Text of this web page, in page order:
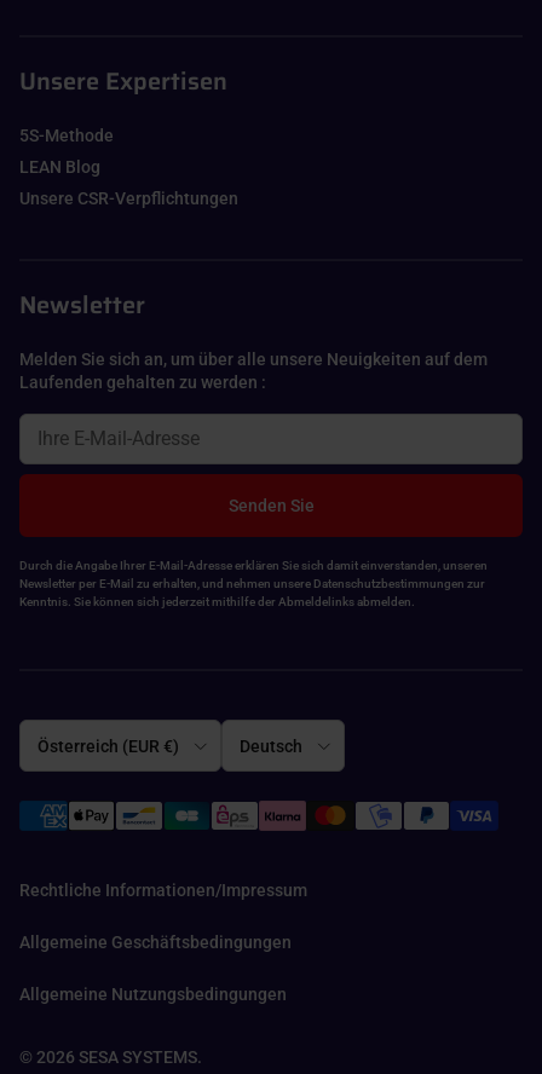
Unsere Expertisen
5S-Methode
LEAN Blog
Unsere CSR-Verpflichtungen
Newsletter
Melden Sie sich an, um über alle unsere Neuigkeiten auf dem
Laufenden gehalten zu werden :
Senden Sie
Durch die Angabe Ihrer E-Mail-Adresse erklären Sie sich damit einverstanden, unseren
Newsletter per E-Mail zu erhalten, und nehmen unsere Datenschutzbestimmungen zur
Kenntnis. Sie können sich jederzeit mithilfe der Abmeldelinks abmelden.
Rechtliche Informationen/Impressum
Allgemeine Geschäftsbedingungen
Allgemeine Nutzungsbedingungen
Land/Region
Österreich (EUR €)
Sprache
Deutsch
© 2026 SESA SYSTEMS.